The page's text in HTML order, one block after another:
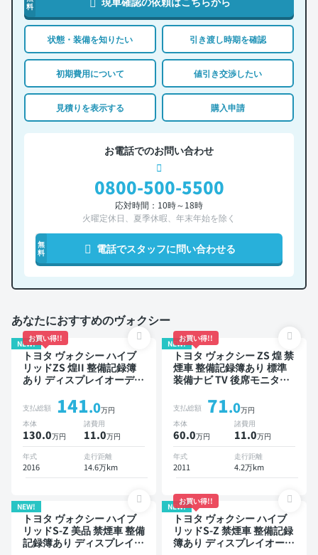
料
状態・装備を知りたい 引き渡し時期を確認
初期費用について 値引き交渉したい
見積りを表示する 購入申請
お電話でのお問い合わせ
0800-500-5500
応対時間：10時～18時
火曜定休日、夏季休暇、年末年始を除く
無
料
電話でスタッフに問い合わせる
あなたにおすすめのヴォクシー
NEW!
お買い得!!
トヨタ ヴォクシー ハイブ
リッドZS 煌II 整備記録簿
あり ディスプレイオーディ
トキー バックモニター ド
ライブレコーダー 7人乗り
支払総額 141.0万円
本体
130.0万円
諸費用
11.0万円
年式
2016
走行距離
14.6万km
NEW!
お買い得!!
トヨタ ヴォクシー ZS 煌 禁
煙車 整備記録簿あり 標準
装備ナビ TV 後席モニター
ター 両側電動スライドドア
8人乗り
支払総額 71.0万円
本体
60.0万円
諸費用
11.0万円
年式
2011
走行距離
4.2万km
NEW!
トヨタ ヴォクシー ハイブ
リッドS-Z 美品 禁煙車 整備
記録簿あり ディスプレイオ
NEW!
お買い得!!
トヨタ ヴォクシー ハイブ
リッドS-Z 禁煙車 整備記録
簿あり ディスプレイオーデ